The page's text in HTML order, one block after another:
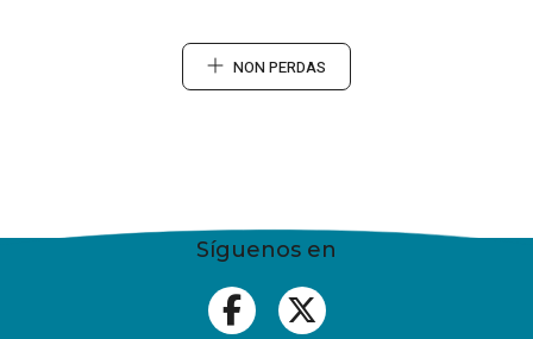
NON PERDAS
Síguenos en